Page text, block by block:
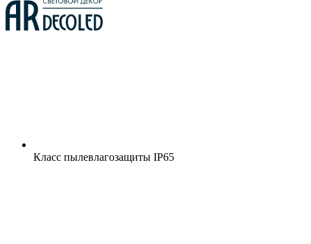
Класс пылевлагозащиты IP65